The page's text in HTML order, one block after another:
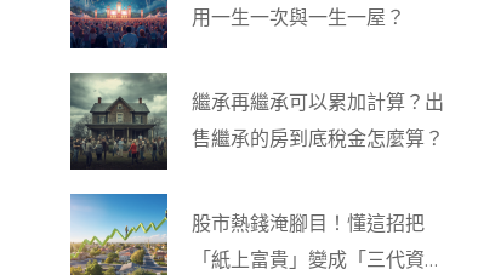
用一生一次與一生一屋？
繼承再繼承可以累加計算？出
售繼承的房到底稅金怎麼算？
股市熱錢淹腳目！懂這招把
「紙上富貴」變成「三代資